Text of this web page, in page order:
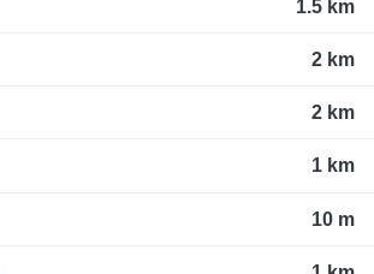
1.5 km
2 km
2 km
1 km
10 m